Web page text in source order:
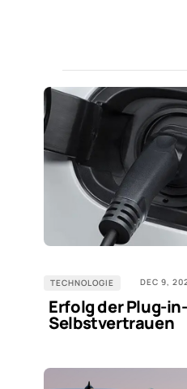
TECHNOLOGIE DEC 9,
Erfolg der Plug-
Selbstvertrauen